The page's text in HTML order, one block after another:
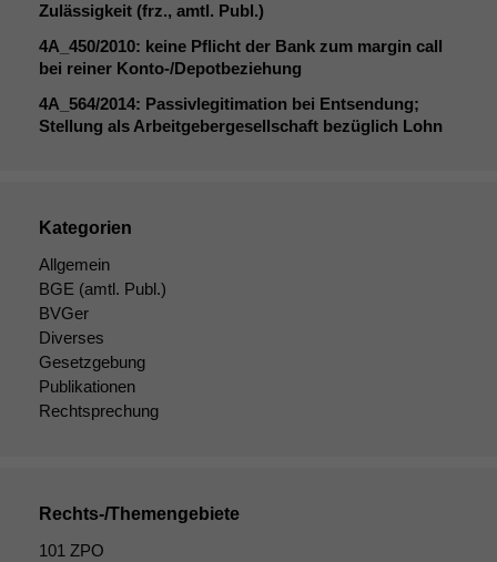
Zulässigkeit (frz., amtl. Publ.)
4A_450/2010: keine Pflicht der Bank zum margin call
bei reiner Konto-/Depotbeziehung
4A_564/2014: Passivlegitimation bei Entsendung;
Stellung als Arbeitgebergesellschaft bezüglich Lohn
Kategorien
Allgemein
BGE (amtl. Publ.)
BVGer
Diverses
Gesetzgebung
Publikationen
Rechtsprechung
Rechts-/Themengebiete
101 ZPO
Statistiken
Um unsere